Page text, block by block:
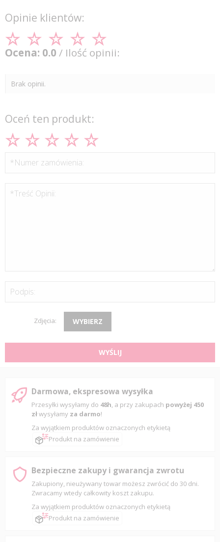
Opinie klientów:
Ocena: 0.0 / Ilość opinii:
Brak opinii.
Oceń ten produkt:
*Numer zamówienia:
*Treść Opinii:
Podpis:
Zdjęcia: WYBIERZ
WYŚLIJ
Darmowa, ekspresowa wysyłka
Przesyłki wysyłamy do 48h, a przy zakupach powyżej 450
złwysyłamy za darmo!
Za wyjątkiem produktów oznaczonych etykietą
Produkt na zamówienie
Bezpieczne zakupy i gwarancja zwrotu
Zakupiony, nieużywany towar możesz zwrócić do 30 dni.
Zwracamy wtedy całkowity koszt zakupu.
Za wyjątkiem produktów oznaczonych etykietą
Produkt na zamówienie